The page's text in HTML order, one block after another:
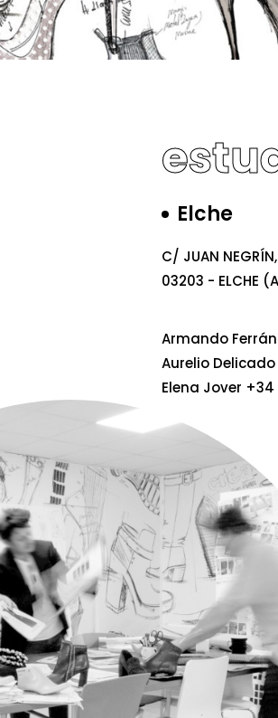
Elche
C/ JUAN NEGRÍN,
03203 - ELCHE
Armando
Aurelio
Elena Jover +34